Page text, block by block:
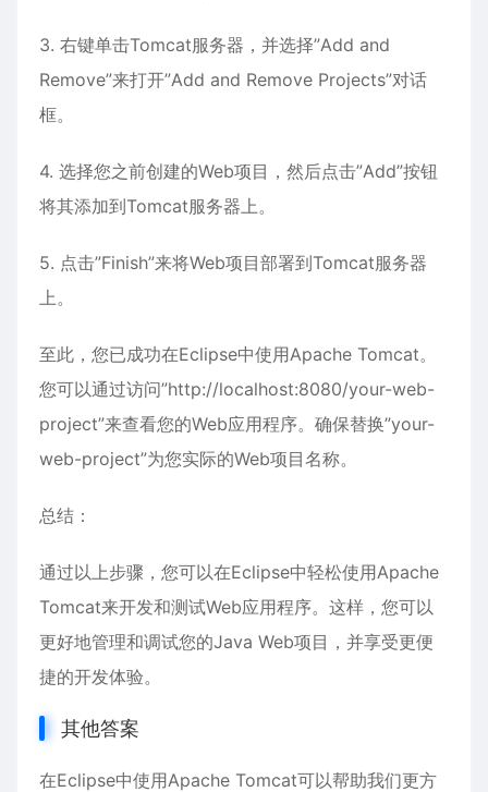
3. 右键单击Tomcat服务器，并选择”Add and
Remove”来打开”Add and Remove Projects”对话
框。
4. 选择您之前创建的Web项目，然后点击”Add”按钮
将其添加到Tomcat服务器上。
5. 点击”Finish”来将Web项目部署到Tomcat服务器
上。
至此，您已成功在Eclipse中使用Apache Tomcat。
您可以通过访问”http://localhost:8080/your-web-
project”来查看您的Web应用程序。确保替换”your-
web-project”为您实际的Web项目名称。
总结：
通过以上步骤，您可以在Eclipse中轻松使用Apache
Tomcat来开发和测试Web应用程序。这样，您可以
更好地管理和调试您的Java Web项目，并享受更便
捷的开发体验。
其他答案
在Eclipse中使用Apache Tomcat可以帮助我们更方